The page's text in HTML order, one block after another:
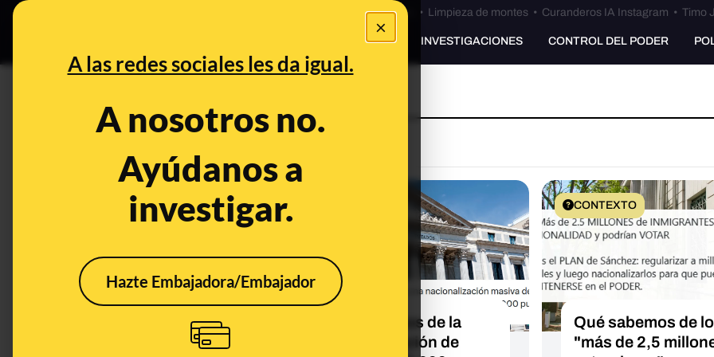
×
A las redes sociales les da igual.
A nosotros no.
Ayúdanos a
investigar.
Hazte Embajadora/Embajador
Bulos Ceuta • Limpieza de montes• Curanderos IA Instagram • Timo
PREBUNKING INVESTIGACIONES CONTROL DEL PODER
extranjeros
No, ni existe un listado
de apellidos con los
Qué sabemos de la
nacionalización de
CONTEXTO
Qué sabemos de
"más de 2,5